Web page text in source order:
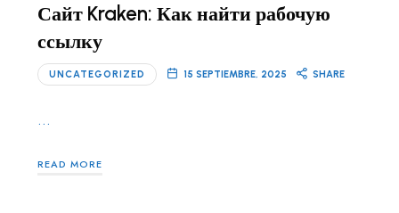
Сайт Kraken: Как найти рабочую
ссылку
UNCATEGORIZED 15 SEPTIEMBRE, 2025 SHARE
…
READ MORE